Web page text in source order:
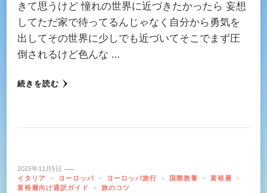
きて思うけど 憧れの世界に近づきたかったら 妄想
してただ家で待ってるんじゃなく自分から勇気を
出してその世界に少しでも近づいてそこでまず圧
倒されるけど色んな …
続きを読む
2025年11月5日
イタリア
ヨーロッパ ヨーロッパ旅行 国際教養
富裕層
富裕層向け通訳ガイド
旅のコツ